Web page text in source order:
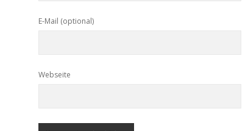
E-Mail (optional)
Webseite